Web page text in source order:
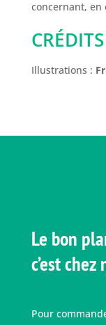
concernant, en
CRÉDITS
Illustrations :
Le bon
c’est chez
Pour